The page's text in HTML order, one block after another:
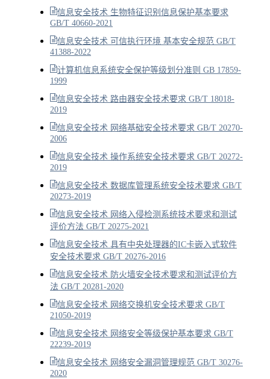
信息安全技术 生物特征识别信息保护基本要求
GB/T 40660-2021
信息安全技术 可信执行环境 基本安全规范 GB/T
41388-2022
计算机信息系统安全保护等级划分准则 GB 17859-
1999
信息安全技术 路由器安全技术要求 GB/T 18018-
2019
信息安全技术 网络基础安全技术要求 GB/T 20270-
2006
信息安全技术 操作系统安全技术要求 GB/T 20272-
2019
信息安全技术 数据库管理系统安全技术要求 GB/T
20273-2019
信息安全技术 网络入侵检测系统技术要求和测试
评价方法 GB/T 20275-2021
信息安全技术 具有中央处理器的IC卡嵌入式软件
安全技术要求 GB/T 20276-2016
信息安全技术 防火墙安全技术要求和测试评价方
法 GB/T 20281-2020
信息安全技术 网络交换机安全技术要求 GB/T
21050-2019
信息安全技术 网络安全等级保护基本要求 GB/T
22239-2019
信息安全技术 网络安全漏洞管理规范 GB/T 30276-
2020